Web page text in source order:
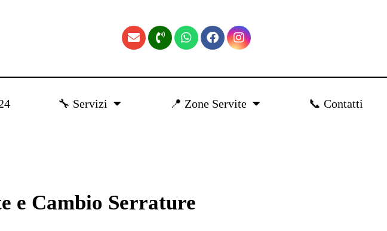
🔧 Servizi 📍 Zone Servite 📞 Contatti
e Cambio Serrature